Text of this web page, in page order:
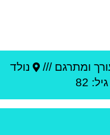
ומתרגם ///
נולד
82